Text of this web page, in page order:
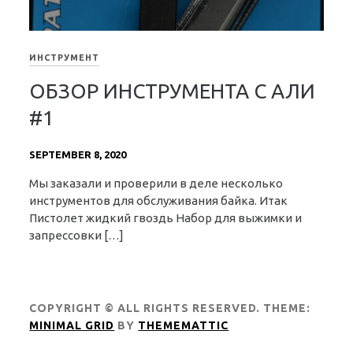
ИНСТРУМЕНТ
ОБЗОР ИНСТРУМЕНТА С АЛИ
#1
SEPTEMBER 8, 2020
Мы заказали и проверили в деле несколько
инструментов для обслуживания байка. Итак
Пистолет жидкий гвоздь Набор для выжимки и
запрессовки […]
COPYRIGHT © ALL RIGHTS RESERVED. THEME:
MINIMAL GRID BY THEMEMATTIC